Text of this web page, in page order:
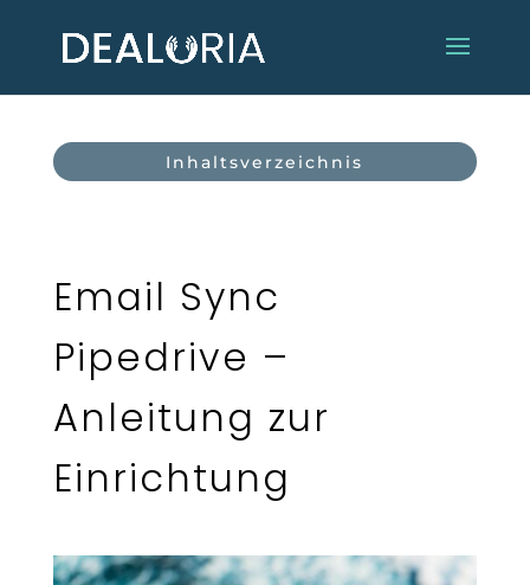
Inhaltsverzeichnis
Email Sync
Pipedrive –
Anleitung zur
Einrichtung